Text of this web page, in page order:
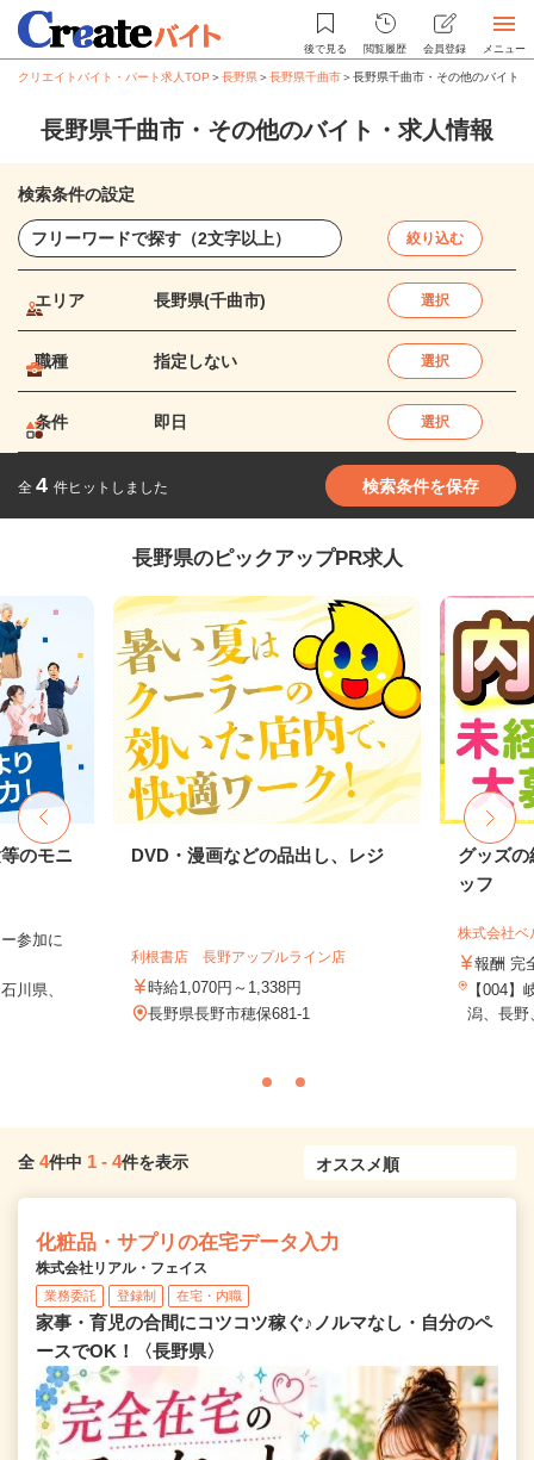
後で見る 閲覧履歴 会員登録 メニュー
クリエイトバイト・パート求人TOP ＞長野県＞長野県千曲市＞長野県千曲市・その他のバイト
長野県千曲市・その他のバイト・求人情報
検索条件の設定
絞り込む
エリア 長野県(千曲市) 選択
職種 指定しない 選択
条件 即日 選択
全 4 件ヒットしました 検索条件を保存
長野県のピックアップPR求人
のモニ
参加に
川県、
DVD・漫画などの品出し、レジ
利根書店 長野アップルライン店
時給1,070円～1,338円
長野県長野市穂保681-1
グッズ
ッフ
株式会社ベ
報酬 完
【004】
潟、長野
全 4件中 1 - 4件を表示
化粧品・サプリの在宅データ入力
株式会社リアル・フェイス
業務委託 登録制 在宅・内職
家事・育児の合間にコツコツ稼ぐ♪ノルマなし・自分のペ
ースでOK！〈長野県〉